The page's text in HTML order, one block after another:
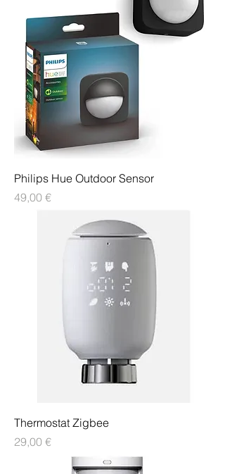
Philips Hue Outdoor Sensor
Preis
49,00 €
Thermostat Zigbee
Preis
29,00 €